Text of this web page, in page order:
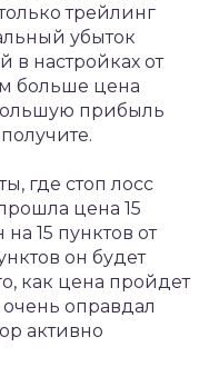
трейлинг
убыток
в настройках от
больше цена
прибыль
где стоп лосс
цена 15
15 пунктов от
он будет
как цена пройдет
очень оправдал
активно